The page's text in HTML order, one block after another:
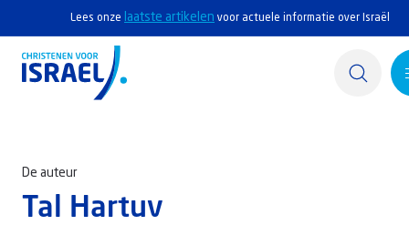
Lees onze laatste artikelen voor actuele informatie over Israël
De auteur
Tal Hartuv